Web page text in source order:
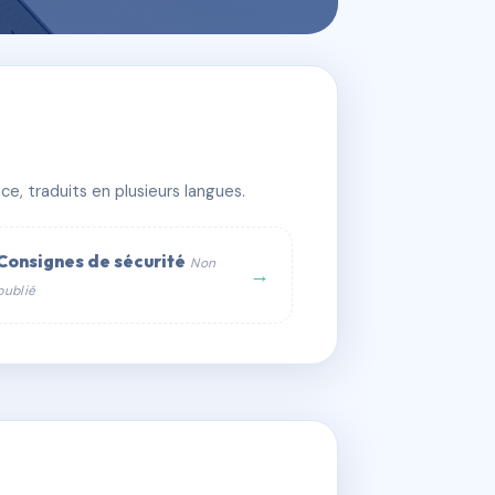
traduits en plusieurs langues.
de sécurité Non
→